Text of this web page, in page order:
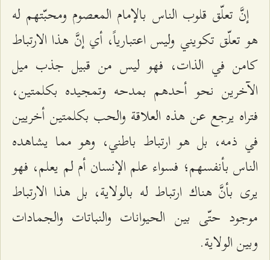
إنَّ تعلّق قلوب الناس بالإمام المعصوم ومحبّتهم له
هو تعلّق تكويني وليس اعتبارياً، أي إنَّ هذا الارتباط
كامن في الذات، فهو ليس من قبيل جذب ميل
الآخرين نحو أحدهم بمدحه وتمجيده بكلمتين،
فتراه يرجع عن هذه العلاقة والحب بكلمتين أخريين
في ذمه، بل هو ارتباط باطني، وهو مما يشاهده
الناس بأنفسهم؛ فسواء علم الإنسان أم لم يعلم، فهو
يرى بأنَّ هناك ارتباط له بالولاية، بل هذا الارتباط
موجود حتّى بين الحيوانات والنباتات والجمادات
وبين الولاية.